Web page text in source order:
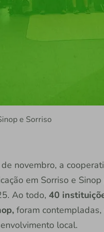
e Sorriso
novembro, a
em Sorriso e
Ao todo, 40
foram contempladas,
local.